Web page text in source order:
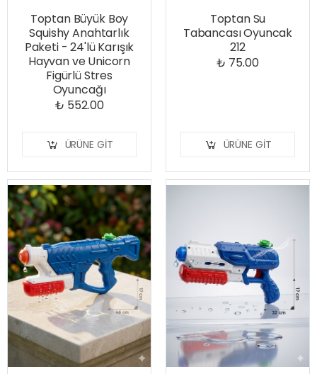
Toptan Büyük Boy
Squishy Anahtarlık
Paketi - 24'lü Karışık
Hayvan ve Unicorn
Figürlü Stres
Oyuncağı
₺ 552.00
ÜRÜNE GIT
Toptan Su
Tabancası Oyuncak
212
₺ 75.00
ÜRÜNE GIT